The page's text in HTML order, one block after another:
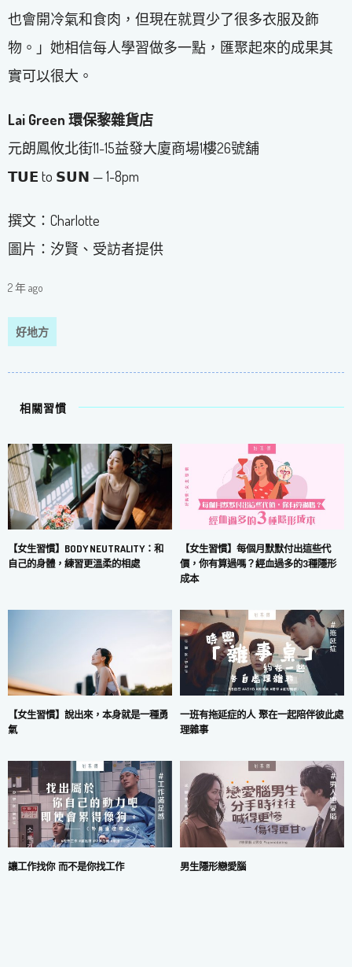
也會開冷氣和食肉，但現在就買少了很多衣服及飾
物。」她相信每人學習做多一點，匯聚起來的成果其
實可以很大。
Lai Green 環保黎雜貨店
元朗鳳攸北街11-15益發大廈商場1樓26號舖
𝗧𝗨𝗘 to 𝗦𝗨𝗡 — 1-8pm
撰文：Charlotte
圖片：汐賢、受訪者提供
2 年 ago
好地方
相關習慣
【女生習慣】BODY NEUTRALITY：和
自己的身體，練習更溫柔的相處
【女生習慣】每個月默默付出這些代
價，你有算過嗎？經血過多的3種隱形
成本
【女生習慣】說出來，本身就是一種勇
氣
一班有拖延症的人 聚在一起陪伴彼此處
理雜事
讓工作找你 而不是你找工作 男生隱形戀愛腦